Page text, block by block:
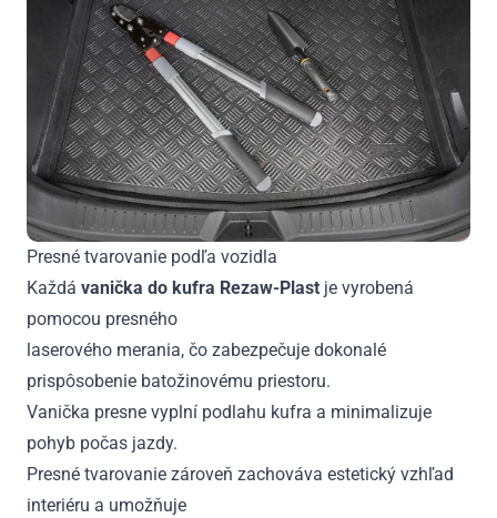
Presné tvarovanie podľa vozidla
Každá vanička do kufra Rezaw-Plast je vyrobená
pomocou presného
laserového merania, čo zabezpečuje dokonalé
prispôsobenie batožinovému priestoru.
Vanička presne vyplní podlahu kufra a minimalizuje
pohyb počas jazdy.
Presné tvarovanie zároveň zachováva estetický vzhľad
interiéru a umožňuje